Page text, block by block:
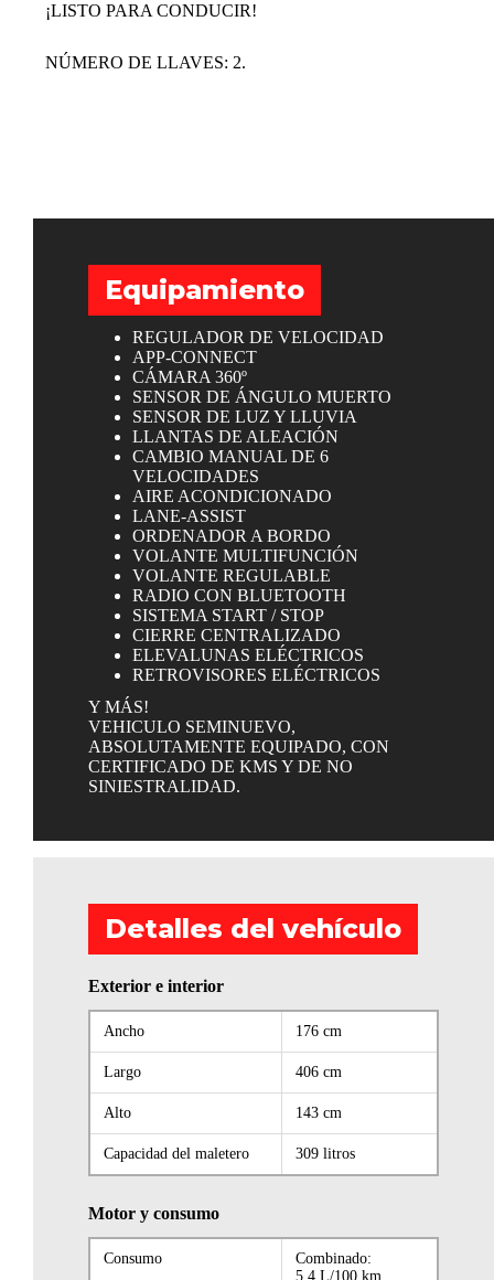
¡LISTO PARA CONDUCIR!
NÚMERO DE LLAVES: 2.
Equipamiento
REGULADOR DE VELOCIDAD
APP-CONNECT
CÁMARA 360º
SENSOR DE ÁNGULO MUERTO
SENSOR DE LUZ Y LLUVIA
LLANTAS DE ALEACIÓN
CAMBIO MANUAL DE 6
VELOCIDADES
AIRE ACONDICIONADO
LANE-ASSIST
ORDENADOR A BORDO
VOLANTE MULTIFUNCIÓN
VOLANTE REGULABLE
RADIO CON BLUETOOTH
SISTEMA START / STOP
CIERRE CENTRALIZADO
ELEVALUNAS ELÉCTRICOS
RETROVISORES ELÉCTRICOS
Y MÁS!
VEHICULO SEMINUEVO,
ABSOLUTAMENTE EQUIPADO, CON
CERTIFICADO DE KMS Y DE NO
SINIESTRALIDAD.
Detalles del vehículo
Exterior e interior
Ancho 176 cm
Largo 406 cm
Alto 143 cm
Capacidad del maletero 309 litros
Motor y consumo
Consumo
Combinado:
5.4 L/100 km